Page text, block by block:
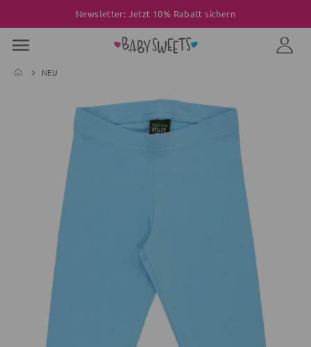
Newsletter: Jetzt 10% Rabatt sichern
NEU